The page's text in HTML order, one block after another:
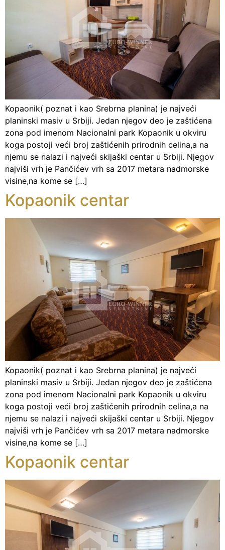
Kopaonik( poznat i kao Srebrna planina) je najveći
planinski masiv u Srbiji. Jedan njegov deo je zaštićena
zona pod imenom Nacionalni park Kopaonik u okviru
koga postoji veći broj zaštićenih prirodnih celina,a na
njemu se nalazi i najveći skijaški centar u Srbiji. Njegov
najviši vrh je Pančićev vrh sa 2017 metara nadmorske
visine,na kome se […]
Kopaonik centar
Kopaonik( poznat i kao Srebrna planina) je najveći
planinski masiv u Srbiji. Jedan njegov deo je zaštićena
zona pod imenom Nacionalni park Kopaonik u okviru
koga postoji veći broj zaštićenih prirodnih celina,a na
njemu se nalazi i najveći skijaški centar u Srbiji. Njegov
najviši vrh je Pančićev vrh sa 2017 metara nadmorske
visine,na kome se […]
Kopaonik centar